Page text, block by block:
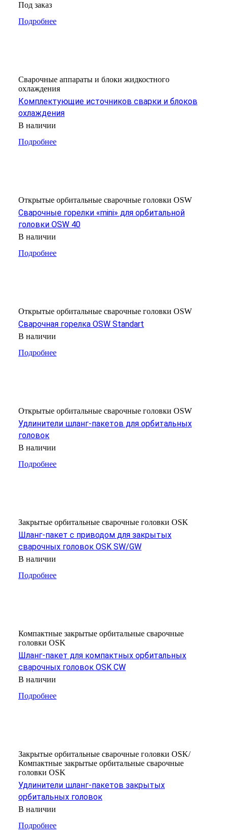
Под заказ
Подробнее
Сварочные аппараты и блоки жидкостного
охлаждения
Комплектующие источников сварки и блоков
охлаждения
В наличии
Подробнее
Открытые орбитальные сварочные головки OSW
Сварочные горелки «mini» для орбитальной
головки OSW 40
В наличии
Подробнее
Открытые орбитальные сварочные головки OSW
Сварочная горелка OSW Standart
В наличии
Подробнее
Открытые орбитальные сварочные головки OSW
Удлинители шланг-пакетов для орбитальных
головок
В наличии
Подробнее
Закрытые орбитальные сварочные головки OSK
Шланг-пакет с приводом для закрытых
сварочных головок OSK SW/GW
В наличии
Подробнее
Компактные закрытые орбитальные сварочные
головки OSK
Шланг-пакет для компактных орбитальных
сварочных головок OSK СW
В наличии
Подробнее
Закрытые орбитальные сварочные головки OSK/
Компактные закрытые орбитальные сварочные
головки OSK
Удлинители шланг-пакетов закрытых
орбитальных головок
В наличии
Подробнее